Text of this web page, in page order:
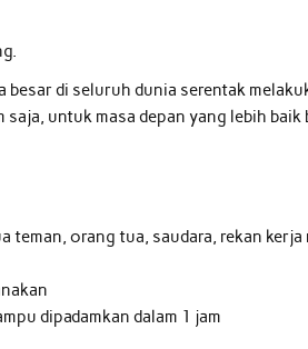
besar di seluruh dunia serentak
untuk masa depan yang lebih
orang tua, saudara, rekan kerja
dipadamkan dalam 1 jam